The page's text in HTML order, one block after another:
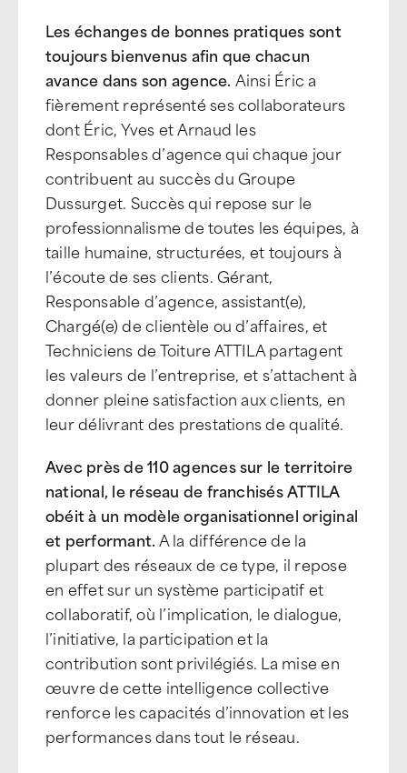
Les échanges de bonnes pratiques sont
toujours bienvenus afin que chacun
avance dans son agence. Ainsi Éric a
fièrement représenté ses collaborateurs
dont Éric, Yves et Arnaud les
Responsables d’agence qui chaque jour
contribuent au succès du Groupe
Dussurget. Succès qui repose sur le
professionnalisme de toutes les équipes, à
taille humaine, structurées, et toujours à
l’écoute de ses clients. Gérant,
Responsable d’agence, assistant(e),
Chargé(e) de clientèle ou d’affaires, et
Techniciens de Toiture ATTILA partagent
les valeurs de l’entreprise, et s’attachent à
donner pleine satisfaction aux clients, en
leur délivrant des prestations de qualité.
Avec près de 110 agences sur le territoire
national, le réseau de franchisés ATTILA
obéit à un modèle organisationnel original
et performant.A la différence de la
plupart des réseaux de ce type, il repose
en effet sur un système participatif et
collaboratif, où l’implication, le dialogue,
l’initiative, la participation et la
contribution sont privilégiés. La mise en
œuvre de cette intelligence collective
renforce les capacités d’innovation et les
performances dans tout le réseau.